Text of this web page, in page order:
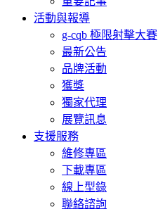
活動與報導
g-cqb 極限射擊大賽
最新公告
品牌活動
獲獎
獨家代理
展覽訊息
支援服務
維修專區
下載專區
線上型錄
聯絡諮詢